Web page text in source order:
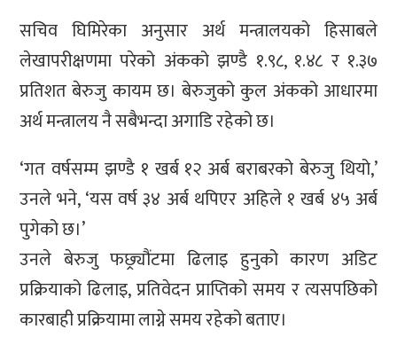
सचिव घिमिरेका अनुसार अर्थ मन्त्रालयको हिसाबले
लेखापरीक्षणमा परेको अंकको झण्डै १.९८, १.४८ र १.३७
प्रतिशत बेरुजु कायम छ। बेरुजुको कुल अंकको आधारमा
अर्थ मन्त्रालय नै सबैभन्दा अगाडि रहेको छ।
‘गत वर्षसम्म झण्डै १ खर्ब १२ अर्ब बराबरको बेरुजु थियो,’
उनले भने, ‘यस वर्ष ३४ अर्ब थपिएर अहिले १ खर्ब ४५ अर्ब
पुगेको छ।’
उनले बेरुजु फछ्र्यौंटमा ढिलाइ हुनुको कारण अडिट
प्रक्रियाको ढिलाइ, प्रतिवेदन प्राप्तिको समय र त्यसपछिको
कारबाही प्रक्रियामा लाग्ने समय रहेको बताए।